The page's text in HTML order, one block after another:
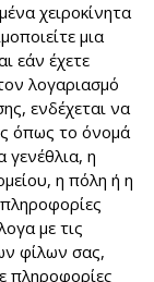
χειροκίνητα
μια
εάν έχετε
λογαριασμό
ενδέχεται να
όπως το όνομά
η
η πόλη ή η
με τις
φίλων σας,
πληροφορίες